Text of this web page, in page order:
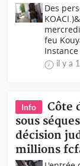
Des
feu
Instance
il y a
Info
Côte
sous
décision
millions